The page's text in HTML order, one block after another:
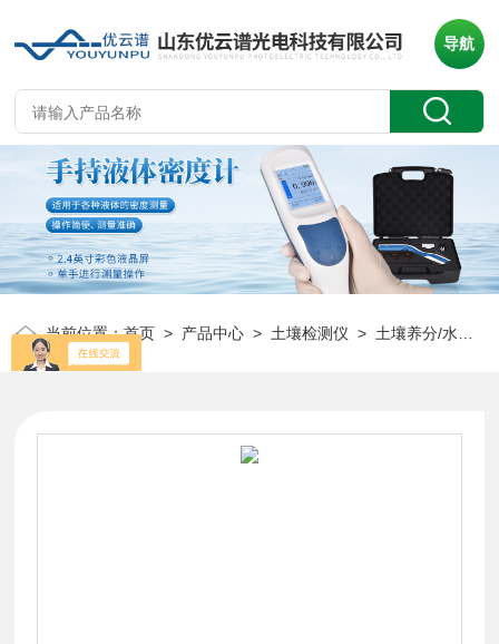
导航
当前位置：首页 > 产品中心 >土壤检测仪 >土壤养分/水分检测仪